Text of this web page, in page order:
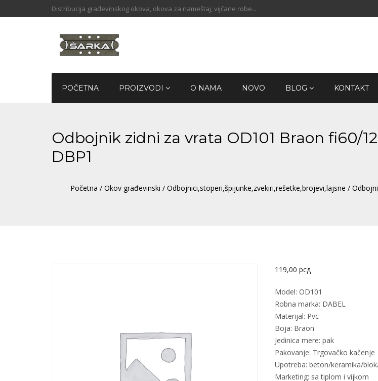
Distribucija građevinskog okova, okova za nameštaj, vijčane robe...
POČETNA PROIZVODI O NAMA NOVO BLOG KONTAKT
Odbojnik zidni za vrata OD101 Braon fi60/
DBP1
Početna / Okov građevinski / Odbojnici,stoperi,špijunke,zvekiri,rešetke,brojevi,lajsne /
119,00 рсд
Model: OD101
Robna marka: DABEL
Materijal: Pvc
Boja: Braon
Jedinica mere: pak
Pakovanje: Trgovačko kačenje
Upotreba: beton/keramika/
Marketing: sa tiplom i vijkom